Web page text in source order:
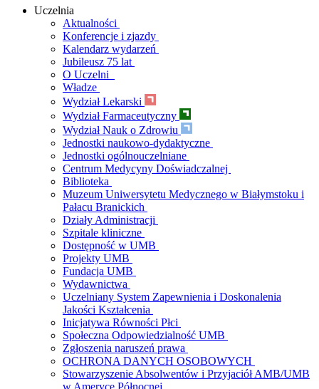
Uczelnia
Aktualności
Konferencje i zjazdy
Kalendarz wydarzeń
Jubileusz 75 lat
O Uczelni
Władze
Wydział Lekarski
Wydział Farmaceutyczny
Wydział Nauk o Zdrowiu
Jednostki naukowo-dydaktyczne
Jednostki ogólnouczelniane
Centrum Medycyny Doświadczalnej
Biblioteka
Muzeum Uniwersytetu Medycznego w Białymstoku i
Pałacu Branickich
Działy Administracji
Szpitale kliniczne
Dostępność w UMB
Projekty UMB
Fundacja UMB
Wydawnictwa
Uczelniany System Zapewnienia i Doskonalenia
Jakości Kształcenia
Inicjatywa Równości Płci
Społeczna Odpowiedzialność UMB
Zgłoszenia naruszeń prawa
OCHRONA DANYCH OSOBOWYCH
Stowarzyszenie Absolwentów i Przyjaciół AMB/UMB
w Ameryce Północnej